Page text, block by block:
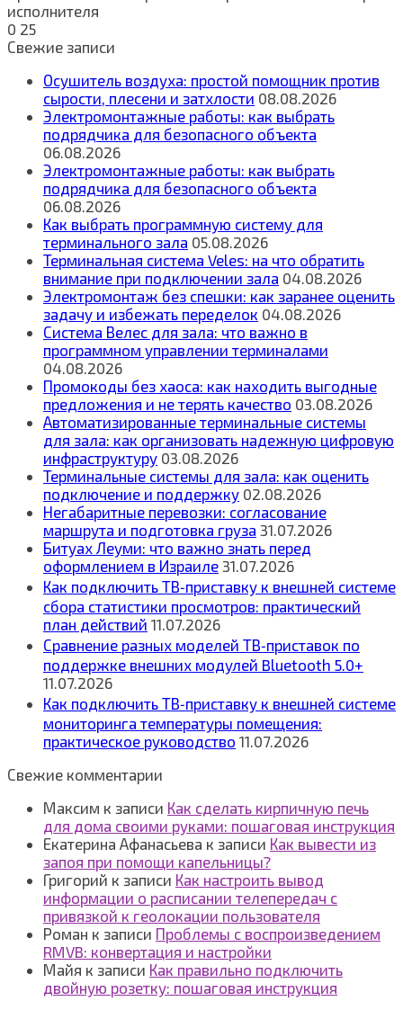
исполнителя
0 25
Свежие записи
Осушитель воздуха: простой помощник против
сырости, плесени и затхлости 08.08.2026
Электромонтажные работы: как выбрать
подрядчика для безопасного объекта
06.08.2026
Электромонтажные работы: как выбрать
подрядчика для безопасного объекта
06.08.2026
Как выбрать программную систему для
терминального зала 05.08.2026
Терминальная система Veles: на что обратить
внимание при подключении зала 04.08.2026
Электромонтаж без спешки: как заранее оценить
задачу и избежать переделок 04.08.2026
Система Велес для зала: что важно в
программном управлении терминалами
04.08.2026
Промокоды без хаоса: как находить выгодные
предложения и не терять качество 03.08.2026
Автоматизированные терминальные системы
для зала: как организовать надежную цифровую
инфраструктуру 03.08.2026
Терминальные системы для зала: как оценить
подключение и поддержку 02.08.2026
Негабаритные перевозки: согласование
маршрута и подготовка груза 31.07.2026
Битуах Леуми: что важно знать перед
оформлением в Израиле 31.07.2026
Как подключить ТВ‑приставку к внешней системе
сбора статистики просмотров: практический
план действий 11.07.2026
Сравнение разных моделей ТВ‑приставок по
поддержке внешних модулей Bluetooth 5.0+
11.07.2026
Как подключить ТВ‑приставку к внешней системе
мониторинга температуры помещения:
практическое руководство 11.07.2026
Свежие комментарии
Максим к записи Как сделать кирпичную печь
для дома своими руками: пошаговая инструкция
Екатерина Афанасьева к записи Как вывести из
запоя при помощи капельницы?
Григорий к записи Как настроить вывод
информации о расписании телепередач с
привязкой к геолокации пользователя
Роман к записи Проблемы с воспроизведением
RMVB: конвертация и настройки
Майя к записи Как правильно подключить
двойную розетку: пошаговая инструкция